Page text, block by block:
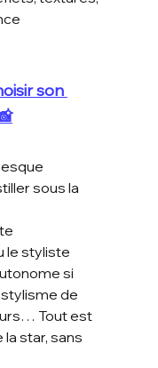
son
sous la
le styliste
si
de
Tout est
star, sans